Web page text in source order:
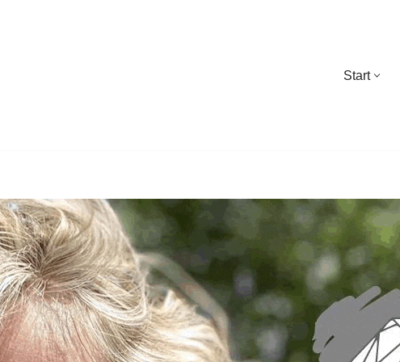
Start
Start